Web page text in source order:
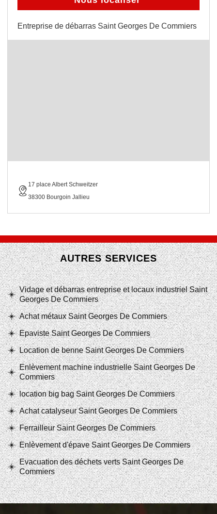
Entreprise de débarras Saint Georges De Commiers
17 place Albert Schweitzer
38300 Bourgoin Jallieu
AUTRES SERVICES
Vidage et débarras entreprise et locaux industriel Saint
Georges De Commiers
Achat métaux Saint Georges De Commiers
Epaviste Saint Georges De Commiers
Location de benne Saint Georges De Commiers
Enlèvement machine industrielle Saint Georges De
Commiers
location big bag Saint Georges De Commiers
Achat catalyseur Saint Georges De Commiers
Ferrailleur Saint Georges De Commiers
Enlèvement d'épave Saint Georges De Commiers
Evacuation des déchets verts Saint Georges De
Commiers